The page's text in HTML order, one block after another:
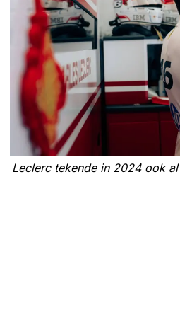
Leclerc tekende in 2024 ook